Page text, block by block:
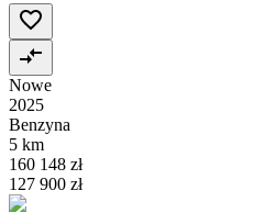
Nowe
2025
Benzyna
5 km
160 148 zł
127 900 zł